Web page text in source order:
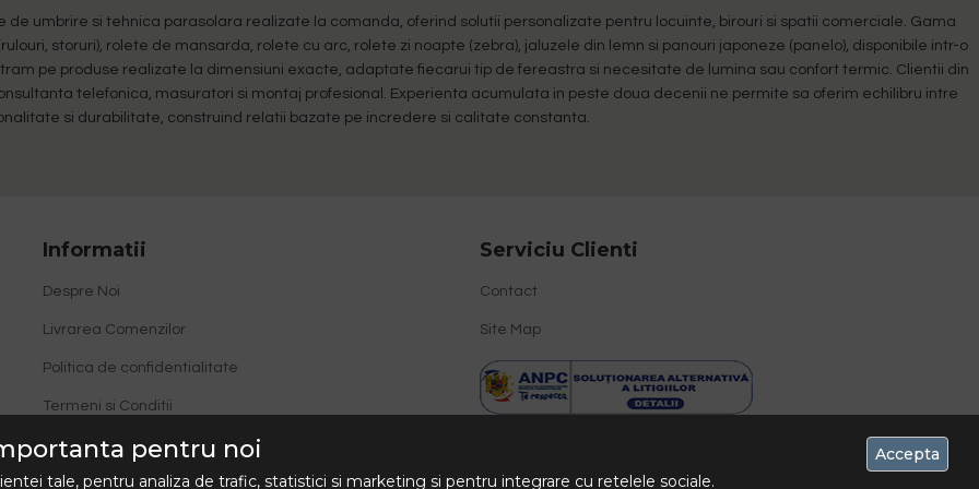
umbrire si tehnica parasolara realizate la comanda, oferind solutii personalizate pentru locuinte, birouri si spatii comerciale. Gama
storuri), rolete de mansarda, rolete cu arc, rolete zi noapte (zebra), jaluzele din lemn si panouri japoneze (panelo), disponibile intr-o
pe produse realizate la dimensiuni exacte, adaptate fiecarui tip de fereastra si necesitate de lumina sau confort termic. Clientii din
telefonica, masuratori si montaj profesional. Experienta acumulata in peste doua decenii ne permite sa oferim echilibru intre
si durabilitate, construind relatii bazate pe incredere si calitate constanta.
Informatii
Despre Noi
Livrarea Comenzilor
Politica de confidentialitate
Termeni si Conditii
Politica de utilizare a cookie-urilor
Serviciu Clienti
Contact
Site Map
pentru noi
tale, pentru analiza de trafic, statistici si marketing si pentru integrare cu retelele sociale.
Accepta